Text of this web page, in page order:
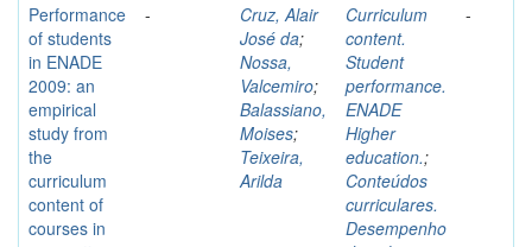
Performance
of students
in ENADE
2009: an
empirical
study from
the
curriculum
content of
courses in
-
Cruz, Alair
José da;
Nossa,
Valcemiro;
Balassiano,
Moises;
Teixeira,
Arilda
Curriculum
content.
Student
performance.
ENADE
Higher
education.;
Conteúdos
curriculares.
Desempenho
-